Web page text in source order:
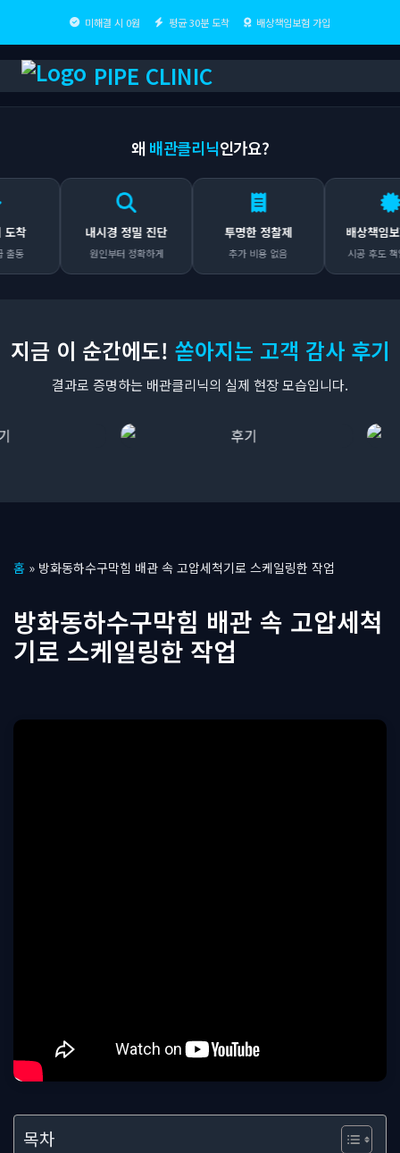
미해결 시 0원 평균 30분 도착 배상책임보험 가입
PIPE CLINIC
왜 배관클리닉인가요?
내시경 정밀 진단
원인부터 정확하게
투명한 정찰제
추가 비용 없음
배상책임보험 가
시공 후도 책임집니다
지금 이 순간에도! 쏟아지는 고객 감사 후기
결과로 증명하는 배관클리닉의 실제 현장 모습입니다.
텐
로
건
기
홈 » 방화동하수구막힘 배관 속 고압세척기로 스케일링한 작업
방화동하수구막힘 배관 속 고압세척
기로 스케일링한 작업
목차